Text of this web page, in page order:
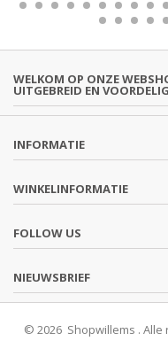
WELKOM OP ONZE
UITGEBREID EN
INFORMATIE
WINKELINFORMATIE
FOLLOW US
NIEUWSBRIEF
© 2026 Shopwillems .